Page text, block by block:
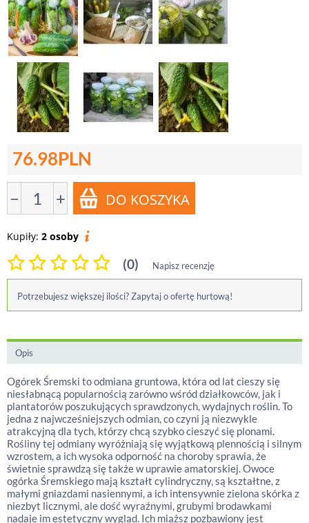
76.98PLN
− +
Kupiły: 2 osoby
(0) Napisz recenzję
Potrzebujesz większej ilości? Zapytaj o ofertę hurtową!
Opis
Ogórek Śremski to odmiana gruntowa, która od lat cieszy się
niesłabnącą popularnością zarówno wśród działkowców, jak i
plantatorów poszukujących sprawdzonych, wydajnych roślin. To
jedna z najwcześniejszych odmian, co czyni ją niezwykle
atrakcyjną dla tych, którzy chcą szybko cieszyć się plonami.
Rośliny tej odmiany wyróżniają się wyjątkową plennością i silnym
wzrostem, a ich wysoka odporność na choroby sprawia, że
świetnie sprawdzą się także w uprawie amatorskiej. Owoce
ogórka Śremskiego mają kształt cylindryczny, są kształtne, z
małymi gniazdami nasiennymi, a ich intensywnie zielona skórka z
niezbyt licznymi, ale dość wyraźnymi, grubymi brodawkami
nadaje im estetyczny wygląd. Ich miąższ pozbawiony jest